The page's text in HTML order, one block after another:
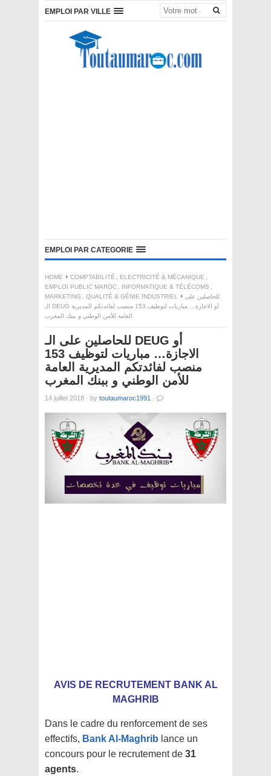
EMPLOI PAR VILLE
EMPLOI PAR CATEGORIE
HOME COMPTABILITÉ , ELECTRICITÉ & MÉCANIQUE ,
EMPLOI PUBLIC MAROC , INFORMATIQUE & TÉLÉCOMS ,
MARKETING , QUALITÉ & GÉNIE INDUSTRIEL
للحاصلين على
الـ DEUG أو الاجازة… مباريات لتوظيف 153 منصب لفائدتكم المديرية
العامة للأمن الوطني و ببنك المغرب
للحاصلين على الـ DEUG أو
الاجازة… مباريات لتوظيف 153
منصب لفائدتكم المديرية العامة
للأمن الوطني و ببنك المغرب
14 juillet 2018 · by toutaumaroc1991 ·
AVIS DE RECRUTEMENT BANK AL
MAGHRIB
Dans le cadre du renforcement de ses
effectifs, Bank Al-Maghrib lance un
concours pour le recrutement de 31
agents.